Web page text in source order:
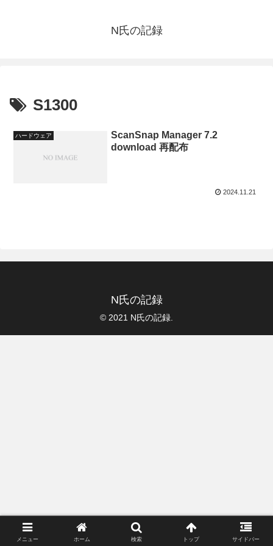
N氏の記録
S1300
ハードウェア
ScanSnap Manager 7.2
download 再配布
2024.11.21
N氏の記録
© 2021 N氏の記録.
メニュー ホーム 検索 トップ サイドバー